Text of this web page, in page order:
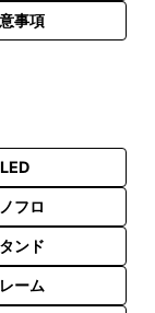
事項
LED
フロ
ンド
ーム